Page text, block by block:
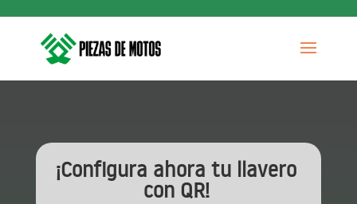
¡Configura ahora tu llavero
con QR!